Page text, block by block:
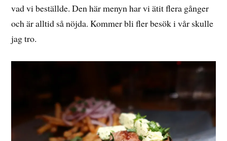
vad vi beställde. Den här menyn har vi ätit flera gånger
och är alltid så nöjda. Kommer bli fler besök i vår skulle
jag tro.